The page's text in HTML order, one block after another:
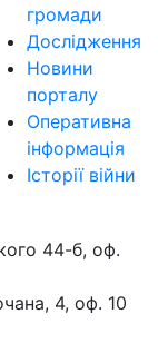
громади
Дослідження
Новини
порталу
Оперативна
інформація
Історії війни
44-б, оф.
4, оф. 10